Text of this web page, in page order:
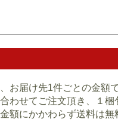
お届け先1件ごとの金額
わせてご注文頂き、１梱
額にかかわらず送料は無